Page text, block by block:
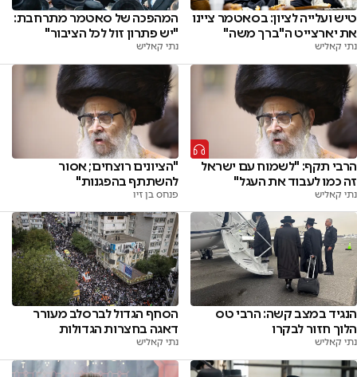
טיש ועלייה לציון: בסאטמר ציינו
את יארצייט ה"ברך משה"
נתי קאליש
המהפכה של סאטמר מתרחבת:
"יש פתרון זול לכל הציבור"
נתי קאליש
הרבי תקף: "לשמוח עם ישראל
זה כמו לעבוד את העגל"
נתי קאליש
"הציונים רוצחים; אסור
להשתתף בהפגנות"
פנחס בן זיו
הנגיד במצב קשה: הרבי טס
הלוך חזור לבקרו
נתי קאליש
הסחף הגדול לברסלב מעורר
דאגה בחצרות הגדולות
נתי קאליש